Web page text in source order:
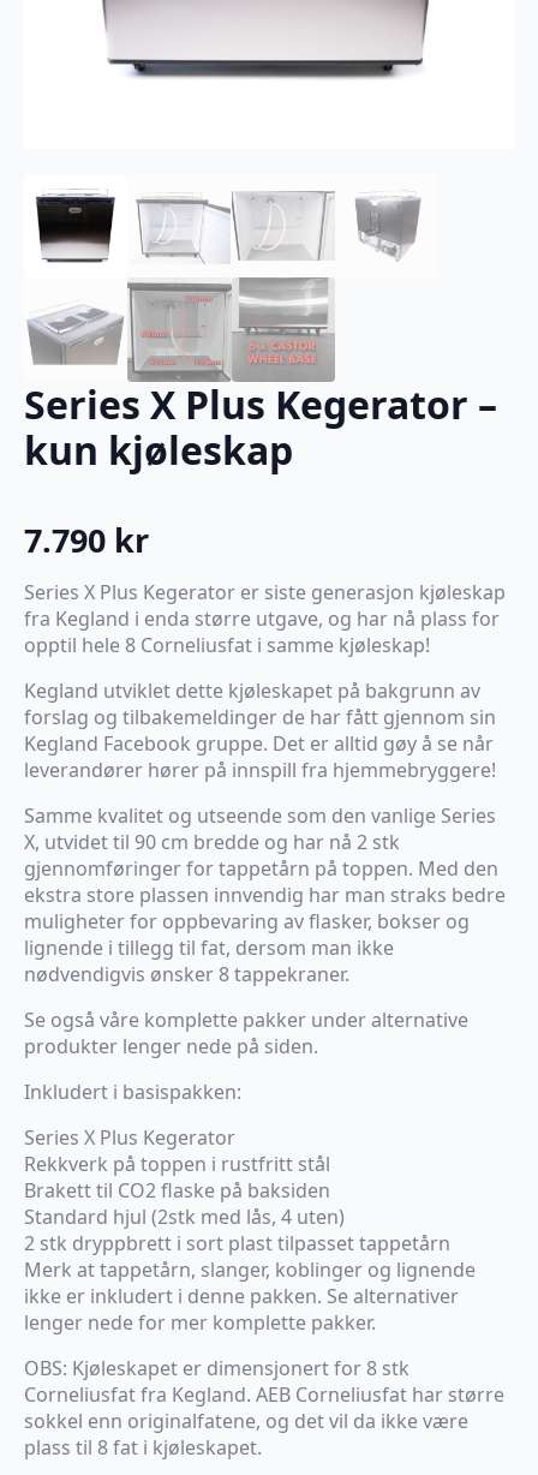
Series X Plus Kegerator –
kun kjøleskap
7.790 kr
Series X Plus Kegerator er siste generasjon kjøleskap
fra Kegland i enda større utgave, og har nå plass for
opptil hele 8 Corneliusfat i samme kjøleskap!
Kegland utviklet dette kjøleskapet på bakgrunn av
forslag og tilbakemeldinger de har fått gjennom sin
Kegland Facebook gruppe. Det er alltid gøy å se når
leverandører hører på innspill fra hjemmebryggere!
Samme kvalitet og utseende som den vanlige Series
X, utvidet til 90 cm bredde og har nå 2 stk
gjennomføringer for tappetårn på toppen. Med den
ekstra store plassen innvendig har man straks bedre
muligheter for oppbevaring av flasker, bokser og
lignende i tillegg til fat, dersom man ikke
nødvendigvis ønsker 8 tappekraner.
Se også våre komplette pakker under alternative
produkter lenger nede på siden.
Inkludert i basispakken:
Series X Plus Kegerator
Rekkverk på toppen i rustfritt stål
Brakett til CO2 flaske på baksiden
Standard hjul (2stk med lås, 4 uten)
2 stk dryppbrett i sort plast tilpasset tappetårn
Merk at tappetårn, slanger, koblinger og lignende
ikke er inkludert i denne pakken. Se alternativer
lenger nede for mer komplette pakker.
OBS: Kjøleskapet er dimensjonert for 8 stk
Corneliusfat fra Kegland. AEB Corneliusfat har større
sokkel enn originalfatene, og det vil da ikke være
plass til 8 fat i kjøleskapet.